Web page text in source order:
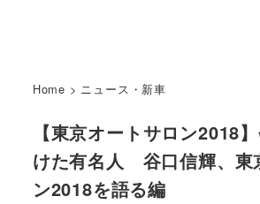
Home > ニュース・新車
【東京オートサロン2018
けた有名人 谷口信輝、東
ン2018を語る編